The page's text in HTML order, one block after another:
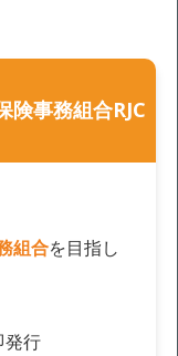
険事務組合RJC
組合を目指し
発行